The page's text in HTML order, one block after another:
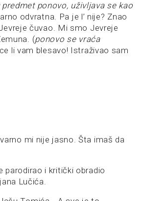
predmet ponovo, uživljava se kao
odvratna. Pa je l’ nije? Znao
čuvao. Mi smo Jevreje
(ponovo se vraća
li vam blesavo! Istraživao sam
mi nije jasno. Šta imaš da
parodirao i kritički obradio
Lučića.